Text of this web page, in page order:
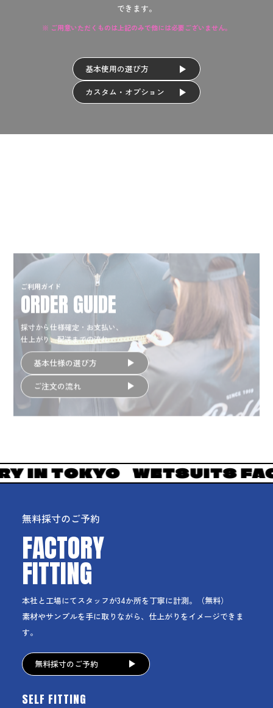
できます。
※ ご用意いただくものは上記のみで他には必要ございません。
基本使用の選び方
カスタム・オプション
ご利用ガイド
ORDER GUIDE
採寸から仕様確定・お支払い、
仕上がり、配送までの流れ
基本仕様の選び方
ご注文の流れ
IN TOKYO
無料採寸のご予約
FACTORY
FITTING
本社と工場にてスタッフが34か所を丁寧に計測。（無料）
素材やサンプルを手に取りながら、仕上がりをイメージできま
す。
無料採寸のご予約
SELF FITTING